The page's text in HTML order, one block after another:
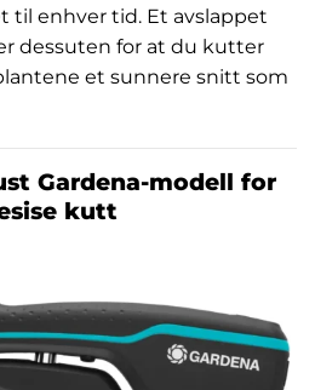
til enhver tid. Et avslappet
dessuten for at du kutter
et sunnere snitt som
Gardena-modell for
kutt